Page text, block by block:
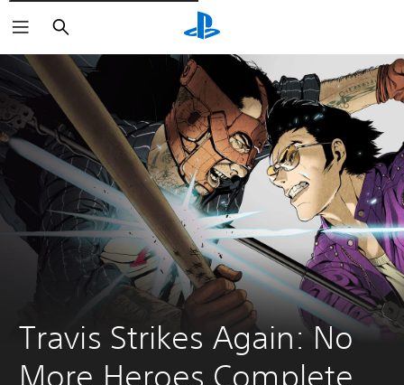
Rechercher
Travis Strikes Again: No
More Heroes Complete